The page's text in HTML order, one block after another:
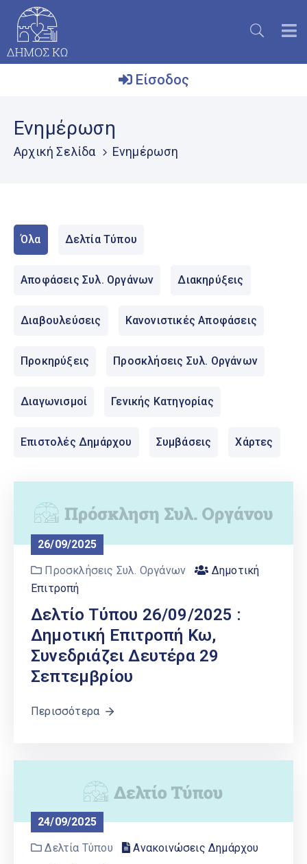
Δήμος
Το
Επικοινωνία
Εθελοντών
English
Είσοδος
Ενημέρωση
Αρχική Σελίδα Ενημέρωση
Όλα Δελτία Τύπου
Αποφάσεις Συλ. Οργάνων Διακηρύξεις
Διαβουλεύσεις Κανονιστικές Αποφάσεις
Προκηρύξεις Προσκλήσεις Συλ. Οργάνων
Διαγωνισμοί Γενικής Κατηγορίας
Επιστολές Δημάρχου Συμβάσεις Χάρτες
26/09/2025
Προσκλήσεις Συλ. Οργάνων
Δημοτική
Επιτροπή
Δελτίο Τύπου 26/09/2025 :
Δημοτική Επιτροπή Κω,
Συνεδριάζει Δευτέρα 29
Σεπτεμβρίου
Περισσότερα
24/09/2025
Δελτία Τύπου
Ανακοινώσεις Δημάρχου